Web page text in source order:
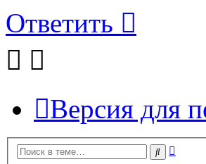
Ответить
Версия для
Поиск